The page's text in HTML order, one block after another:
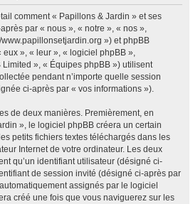
comment « Papillons & Jardin » et ses
par « nous », « notre », « nos »,
») et phpBB
», « leur », « logiciel phpBB »,
», « Équipes phpBB ») utilisent
pendant n’importe quelle session
ci-après par « vos informations »).
de deux manières. Premièrement, en
», le logiciel phpBB créera un certain
petits fichiers textes téléchargés dans les
Internet de votre ordinateur. Les deux
qu’un identifiant utilisateur (désigné ci-
de session invité (désigné ci-après par
assignés par le logiciel
créé une fois que vous naviguerez sur les